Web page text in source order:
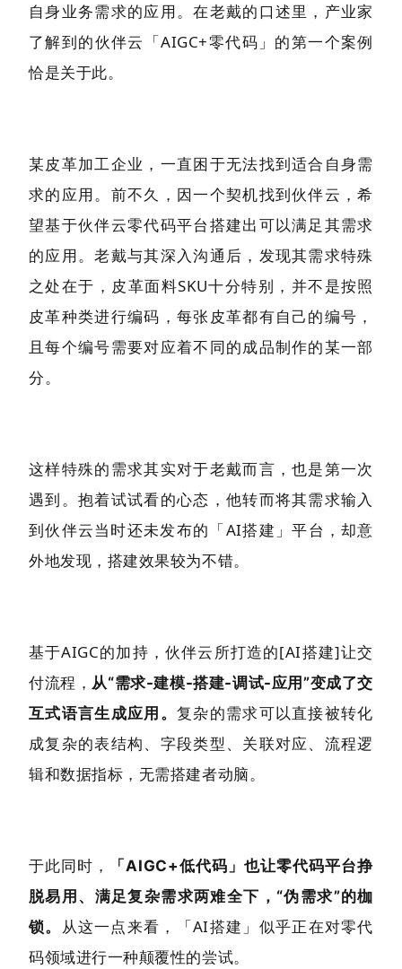
自身业务需求的应用。在老戴的口述里，产业家
了解到的伙伴云「AIGC+零代码」的第一个案例
恰是关于此。
某皮革加工企业，一直困于无法找到适合自身需
求的应用。前不久，因一个契机找到伙伴云，希
望基于伙伴云零代码平台搭建出可以满足其需求
的应用。老戴与其深入沟通后，发现其需求特殊
之处在于，皮革面料SKU十分特别，并不是按照
皮革种类进行编码，每张皮革都有自己的编号，
且每个编号需要对应着不同的成品制作的某一部
分。
这样特殊的需求其实对于老戴而言，也是第一次
遇到。抱着试试看的心态，他转而将其需求输入
到伙伴云当时还未发布的「AI搭建」平台，却意
外地发现，搭建效果较为不错。
基于AIGC的加持，伙伴云所打造的[AI搭建]让交
付流程， 从“需求-建模-搭建-调试-应用”变成了交
互式语言生成应用。 复杂的需求可以直接被转化
成复杂的表结构、字段类型、关联对应、流程逻
辑和数据指标，无需搭建者动脑。
于此同时，
「AIGC+低代码」也让零代码平台挣
脱易用、满足复杂需求两难全下，“伪需求”的枷
锁。 从这一点来看，「AI搭建」似乎正在对零代
码领域进行一种颠覆性的尝试。